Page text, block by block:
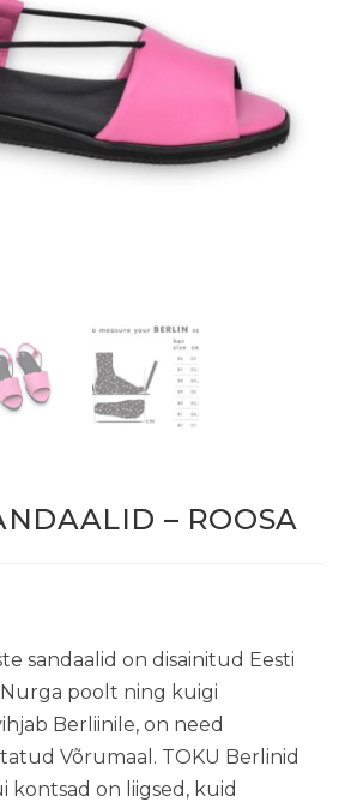
– ROOSA
sandaalid on disainitud Eesti
Nurga poolt ning kuigi
Berliinile, on need
Võrumaal. TOKU Berlinid
kontsad on liigsed, kuid